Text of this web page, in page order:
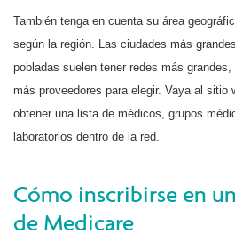
También tenga en cuenta su área
según la región. Las ciudades más
pobladas suelen tener redes más
más proveedores para elegir. Vaya al sitio
obtener una lista de médicos, grupos
laboratorios dentro de la red.
Cómo inscribirse en
de Medicare